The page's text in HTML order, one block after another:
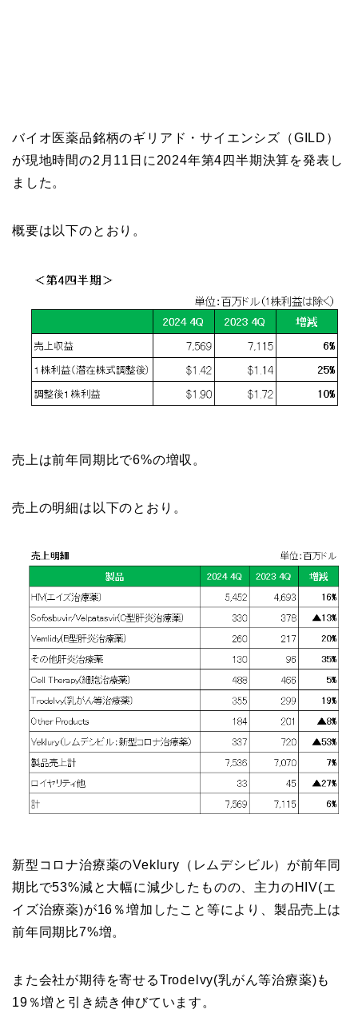
バイオ医薬品銘柄のギリアド・サイエンシズ（GILD）
が現地時間の2月11日に2024年第4四半期決算を発表し
ました。
概要は以下のとおり。
売上は前年同期比で6%の増収。
売上の明細は以下のとおり。
新型コロナ治療薬のVeklury（レムデシビル）が前年同
期比で53%減と大幅に減少したものの、主力のHIV(エ
イズ治療薬)が16％増加したこと等により、製品売上は
前年同期比7%増。
また会社が期待を寄せるTrodelvy(乳がん等治療薬)も
19％増と引き続き伸びています。